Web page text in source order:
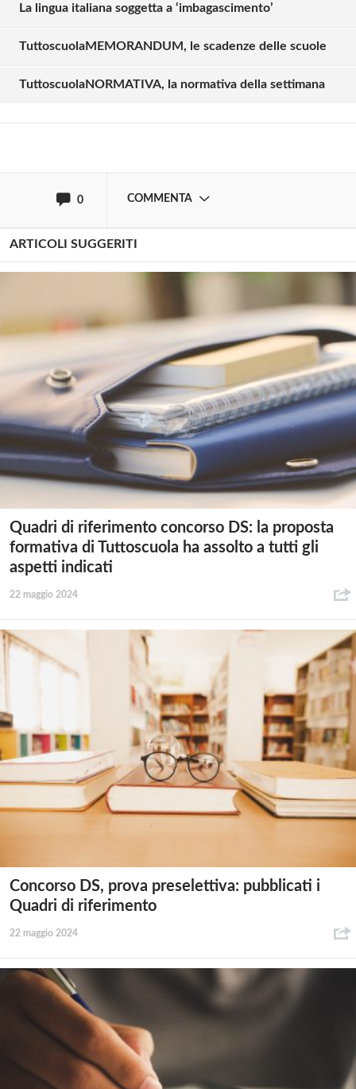
La lingua italiana soggetta a ‘imbagascimento’
TuttoscuolaMEMORANDUM, le scadenze delle scuole
TuttoscuolaNORMATIVA, la normativa della settimana
0 COMMENTA
Solo gli utenti registrati possono
commentare!
Effettua il Login o Registrati
ARTICOLI SUGGERITI
Quadri di riferimento concorso DS: la proposta
formativa di Tuttoscuola ha assolto a tutti gli
aspetti indicati
22 maggio 2024
Concorso DS, prova preselettiva: pubblicati i
Quadri di riferimento
22 maggio 2024